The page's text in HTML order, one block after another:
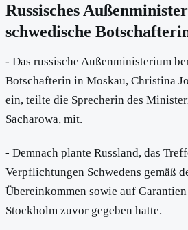
Russisches
schwedische
- Das russische Außenministerium
Botschafterin in Moskau, Christina
ein, teilte die Sprecherin des
Sacharowa, mit.
- Demnach plante Russland, das
Verpflichtungen Schwedens gemäß
Übereinkommen sowie auf
Stockholm zuvor gegeben hatte.